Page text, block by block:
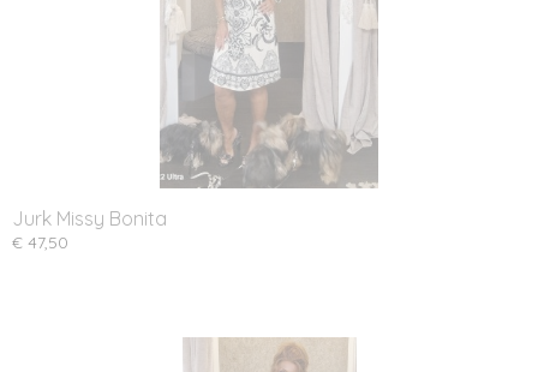
Jurk Missy Bonita
€ 47,50